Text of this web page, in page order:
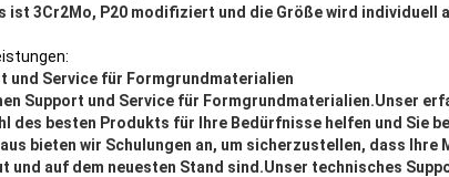
ist 3Cr2Mo, P20 modifiziert und die Größe wird individuell
und Service für Formgrundmaterialien
Support und Service für Formgrundmaterialien.Unser
des besten Produkts für Ihre Bedürfnisse helfen und Sie
bieten wir Schulungen an, um sicherzustellen, dass
und auf dem neuesten Stand sind.Unser technisches